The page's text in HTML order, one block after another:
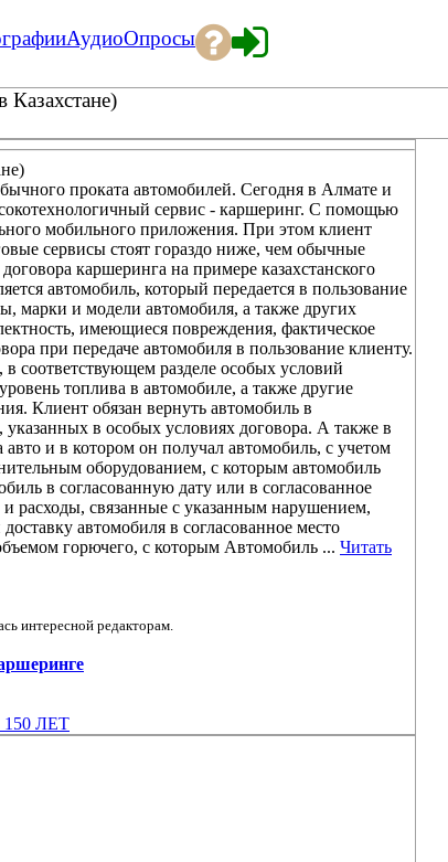
АудиоОпросы
проката автомобилей. Сегодня в Алмате и
сервис - каршеринг. С помощью
мобильного приложения. При этом клиент
сервисы стоят гораздо ниже, чем обычные
каршеринга на примере казахстанского
автомобиль, который передается в пользование
марки и модели автомобиля, а также других
имеющиеся повреждения, фактическое
при передаче автомобиля в пользование клиенту.
соответствующем разделе особых условий
топлива в автомобиле, а также другие
Клиент обязан вернуть автомобиль в
указанных в особых условиях договора. А также в
и в котором он получал автомобиль, с учетом
оборудованием, с которым автомобиль
в согласованную дату или в согласованное
расходы, связанные с указанным нарушением,
автомобиля в согласованное место
горючего, с которым Автомобиль ... Читать
интересной редакторам.
ЛЕТ